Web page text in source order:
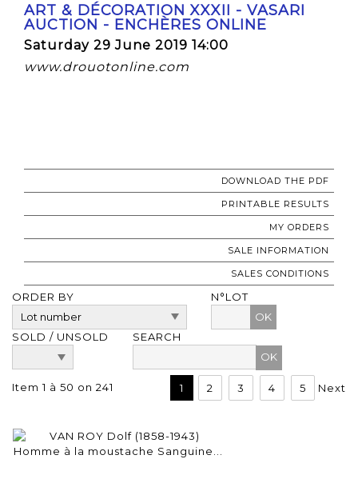
ART & DÉCORATION XXXII - VASARI
AUCTION - ENCHÈRES ONLINE
Saturday 29 June 2019 14:00
www.drouotonline.com
DOWNLOAD THE PDF
PRINTABLE RESULTS
MY ORDERS
SALE INFORMATION
SALES CONDITIONS
ORDER BY
N°LOT
OK
SOLD / UNSOLD
SEARCH
Item 1 à 50 on 241 1 2 3 4 5 Next